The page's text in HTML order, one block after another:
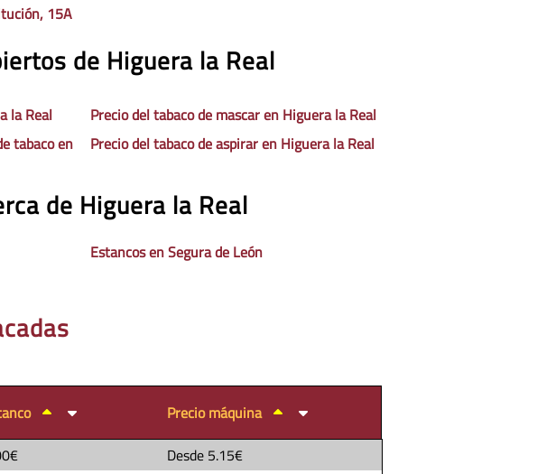
15A
de Higuera la Real
la Real
tabaco en
Precio del tabaco de mascar en Higuera la Real
Precio del tabaco de aspirar en Higuera la Real
de Higuera la Real
Estancos en Segura de León
Precio máquina
Desde 5.15€